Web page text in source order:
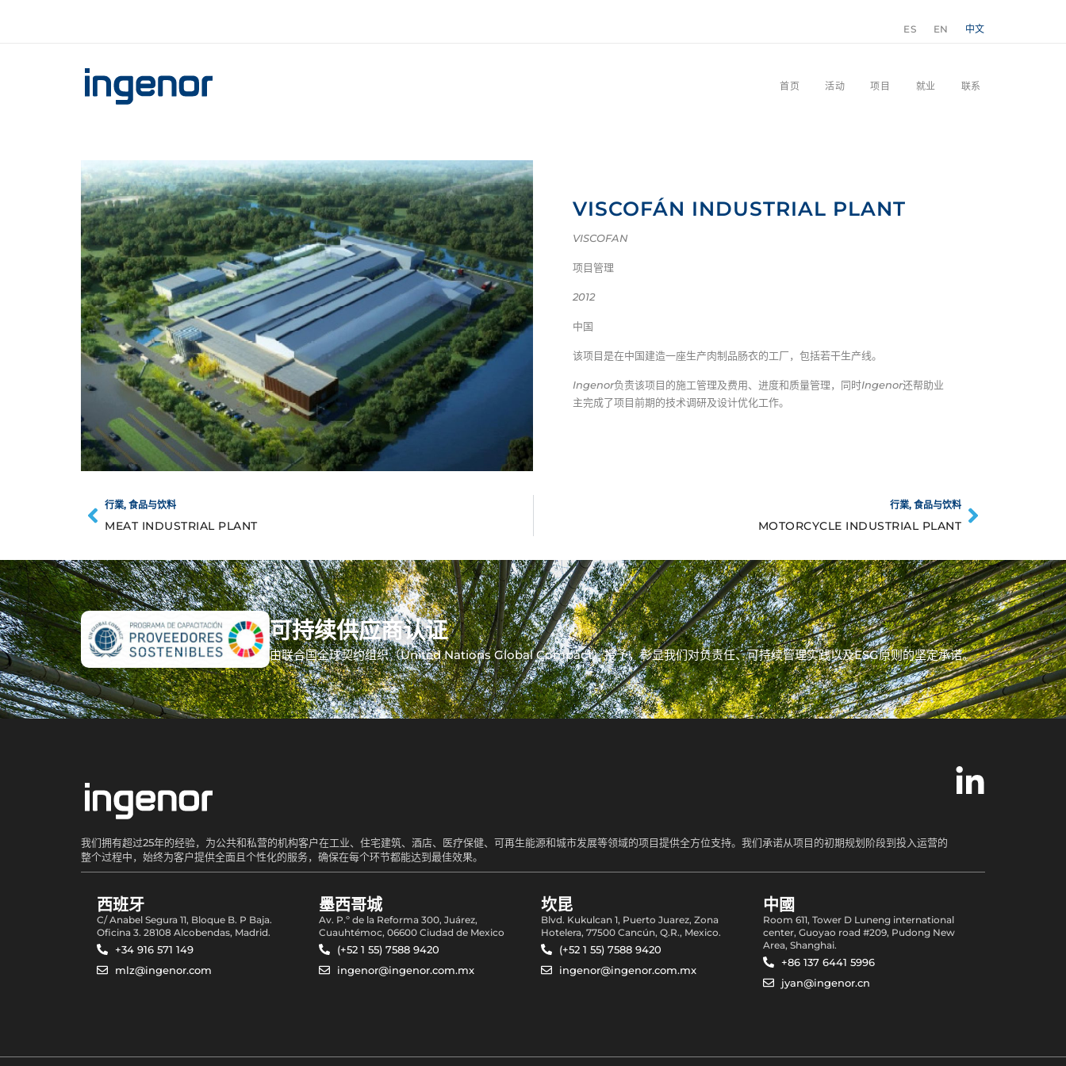
ES EN 中文
首页 活动 项目 就业 联系
VISCOFÁN INDUSTRIAL PLANT
VISCOFAN
项目管理
2012
中国
该项目是在中国建造一座生产肉制品肠衣的工厂，包括若干生产线。
Ingenor负责该项目的施工管理及费用、进度和质量管理，同时Ingenor还帮助业
主完成了项目前期的技术调研及设计优化工作。
行業, 食品与饮料
MEAT INDUSTRIAL PLANT
行業, 食品与饮料
MOTORCYCLE INDUSTRIAL PLANT
可持续供应商认证
由联合国全球契约组织（United Nations Global Compact）授予，彰显我们对负责任、可持续管理实践以及ESG原则的坚定承诺。
我们拥有超过25年的经验，为公共和私营的机构客户在工业、住宅建筑、酒店、医疗保健、可再生能源和城市发展等领域的项目提供全方位支持。我们承诺从项目的初期规划阶段到投入运营的
整个过程中，始终为客户提供全面且个性化的服务，确保在每个环节都能达到最佳效果。
西班牙
C/ Anabel Segura 11, Bloque B. P Baja.
Oficina 3. 28108 Alcobendas, Madrid.
+34 916 571 149
mlz@ingenor.com
墨西哥城
Av. P.º de la Reforma 300, Juárez,
Cuauhtémoc, 06600 Ciudad de Mexico
(+52 1 55) 7588 9420
ingenor@ingenor.com.mx
坎昆
Blvd. Kukulcan 1, Puerto Juarez, Zona
Hotelera, 77500 Cancún, Q.R., Mexico.
(+52 1 55) 7588 9420
ingenor@ingenor.com.mx
中國
Room 611, Tower D Luneng international
center, Guoyao road #209, Pudong New
Area, Shanghai.
+86 137 6441 5996
jyan@ingenor.cn